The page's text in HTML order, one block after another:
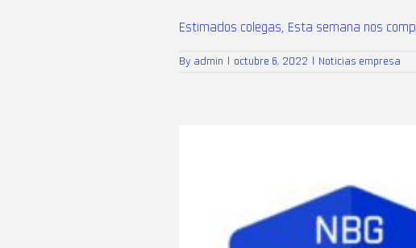
Estimados colegas, Esta semana nos
By admin octubre 6, 2022 Noticias empresa